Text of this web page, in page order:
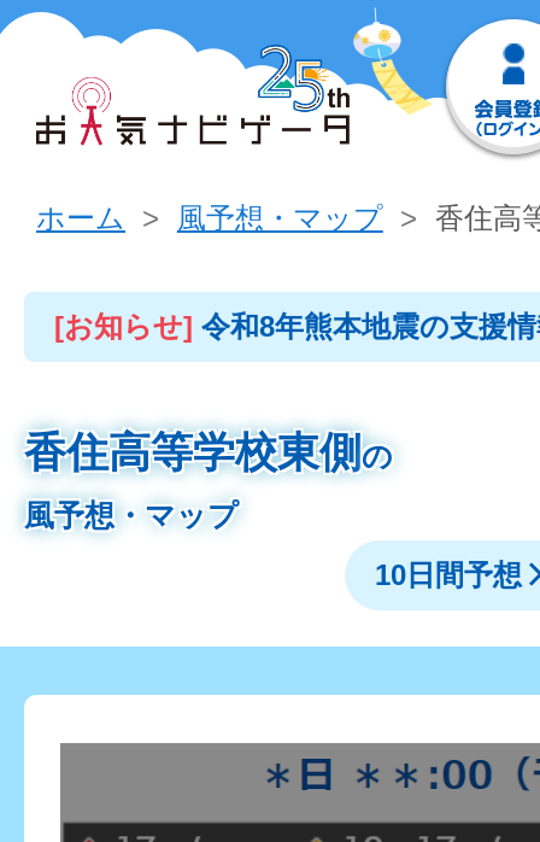
ホーム 風予想・マップ 香住高
[お知らせ] 令和8年熊本地震の支援
香住高等学校東側の
風予想・マップ
10日間予想